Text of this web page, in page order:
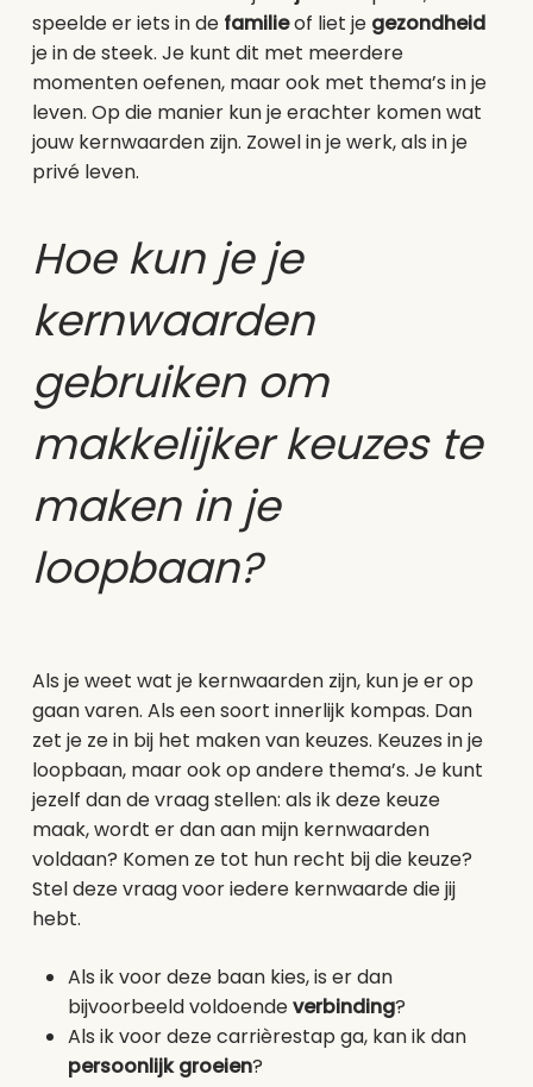
speelde er iets in de familieof liet je gezondheid
je in de steek. Je kunt dit met meerdere
momenten oefenen, maar ook met thema’s in je
leven. Op die manier kun je erachter komen wat
jouw kernwaarden zijn. Zowel in je werk, als in je
privé leven.
Hoe kun je je
kernwaarden
gebruiken om
makkelijker keuzes te
maken in je
loopbaan?
Als je weet wat je kernwaarden zijn, kun je er op
gaan varen. Als een soort innerlijk kompas. Dan
zet je ze in bij het maken van keuzes. Keuzes in je
loopbaan, maar ook op andere thema’s. Je kunt
jezelf dan de vraag stellen: als ik deze keuze
maak, wordt er dan aan mijn kernwaarden
voldaan? Komen ze tot hun recht bij die keuze?
Stel deze vraag voor iedere kernwaarde die jij
hebt.
Als ik voor deze baan kies, is er dan
bijvoorbeeld voldoendeverbinding?
Als ik voor deze carrièrestap ga, kan ik dan
persoonlijk groeien?